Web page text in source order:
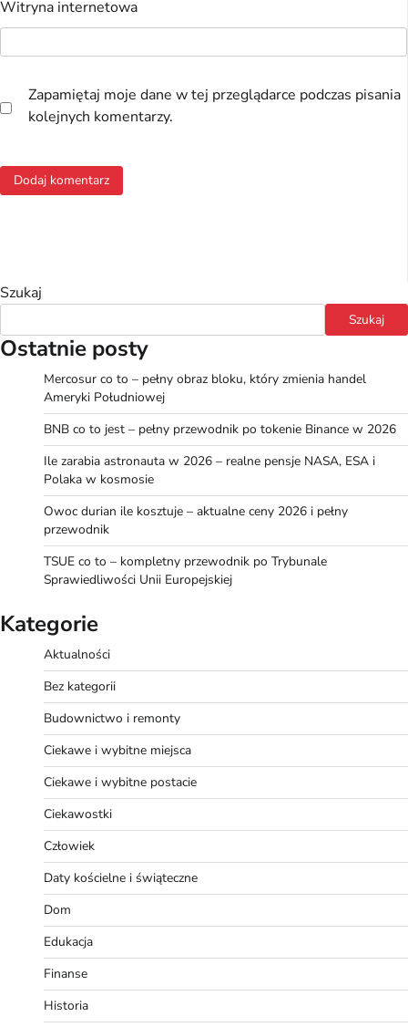
Witryna internetowa
Zapamiętaj moje dane w tej przeglądarce podczas pisania
kolejnych komentarzy.
Szukaj
Szukaj
Ostatnie posty
Mercosur co to – pełny obraz bloku, który zmienia handel
Ameryki Południowej
BNB co to jest – pełny przewodnik po tokenie Binance w 2026
Ile zarabia astronauta w 2026 – realne pensje NASA, ESA i
Polaka w kosmosie
Owoc durian ile kosztuje – aktualne ceny 2026 i pełny
przewodnik
TSUE co to – kompletny przewodnik po Trybunale
Sprawiedliwości Unii Europejskiej
Kategorie
Aktualności
Bez kategorii
Budownictwo i remonty
Ciekawe i wybitne miejsca
Ciekawe i wybitne postacie
Ciekawostki
Człowiek
Daty kościelne i świąteczne
Dom
Edukacja
Finanse
Historia